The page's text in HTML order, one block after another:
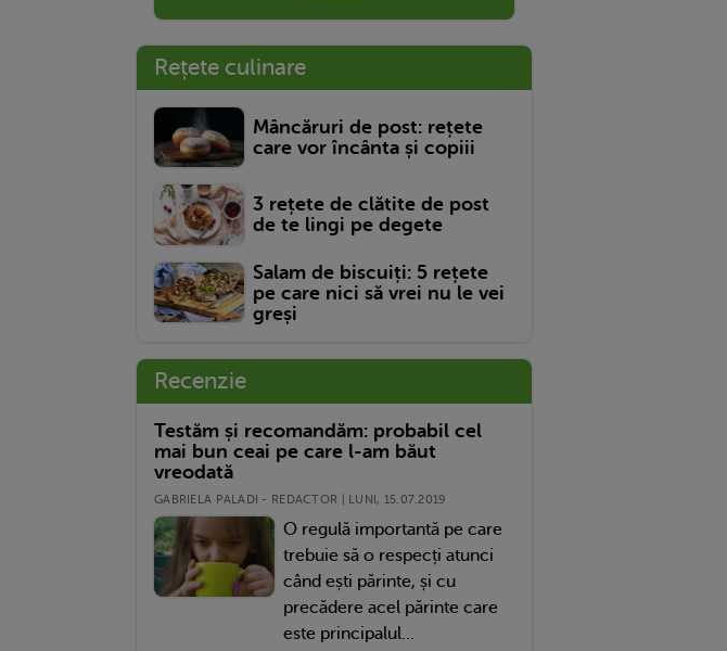
Rețete culinare
Mâncăruri de post: rețete
care vor încânta și copiii
3 rețete de clătite de post
de te lingi pe degete
Salam de biscuiți: 5 rețete
pe care nici să vrei nu le vei
greși
Recenzie
Testăm și recomandăm: probabil cel
mai bun ceai pe care l-am băut
vreodată
GABRIELA PALADI - REDACTOR | LUNI, 15.07.2019
O regulă importantă pe care
trebuie să o respecți atunci
când ești părinte, și cu
precădere acel părinte care
este principalul...